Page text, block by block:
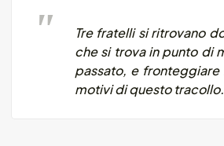
Tre fratelli si ritrovano
che si trova in punto di
passato, e
motivi di questo tracollo.